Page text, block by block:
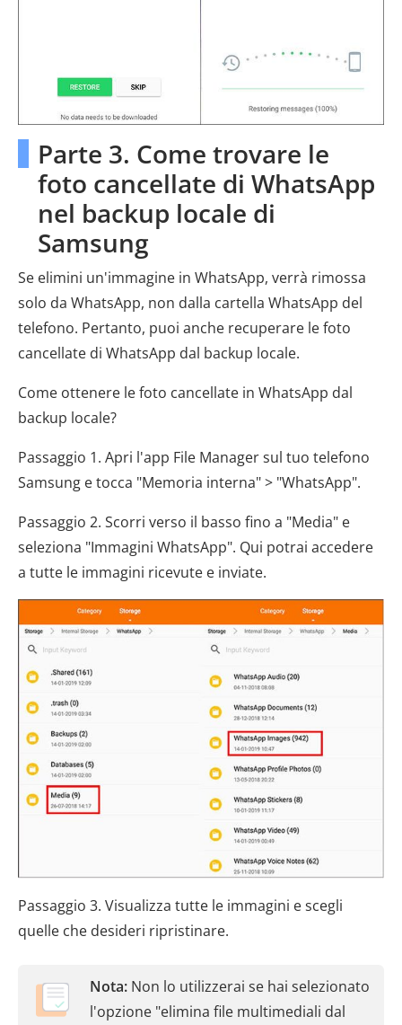
Parte 3. Come trovare le
foto cancellate di WhatsApp
nel backup locale di
Samsung
Se elimini un'immagine in WhatsApp, verrà rimossa
solo da WhatsApp, non dalla cartella WhatsApp del
telefono. Pertanto, puoi anche recuperare le foto
cancellate di WhatsApp dal backup locale.
Come ottenere le foto cancellate in WhatsApp dal
backup locale?
Passaggio 1. Apri l'app File Manager sul tuo telefono
Samsung e tocca "Memoria interna" > "WhatsApp".
Passaggio 2. Scorri verso il basso fino a "Media" e
seleziona "Immagini WhatsApp". Qui potrai accedere
a tutte le immagini ricevute e inviate.
Passaggio 3. Visualizza tutte le immagini e scegli
quelle che desideri ripristinare.
Nota: Non lo utilizzerai se hai selezionato
l'opzione "elimina file multimediali dal